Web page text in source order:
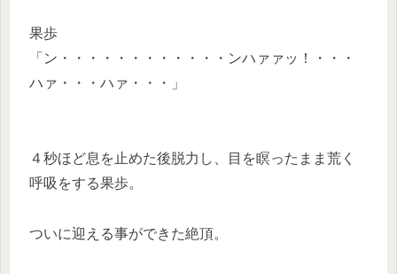
果歩
「ン・・・・・・・・・・・・ンハァァッ！・・・
ハァ・・・ハァ・・・」
４秒ほど息を止めた後脱力し、目を瞑ったまま荒く
呼吸をする果歩。
ついに迎える事ができた絶頂。